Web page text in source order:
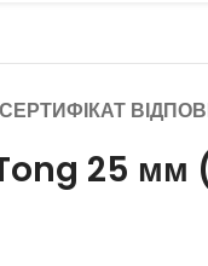
СЕРТИФІКАТ
25 мм